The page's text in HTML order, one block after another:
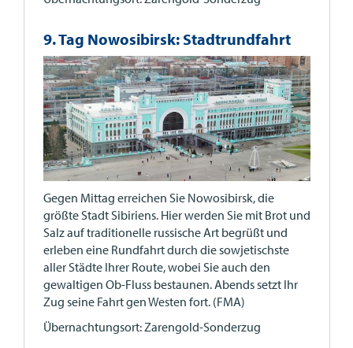
9. Tag Nowosibirsk: Stadtrundfahrt
Gegen Mittag erreichen Sie Nowosibirsk, die
größte Stadt Sibiriens. Hier werden Sie mit Brot und
Salz auf traditionelle russische Art begrüßt und
erleben eine Rundfahrt durch die sowjetischste
aller Städte Ihrer Route, wobei Sie auch den
gewaltigen Ob-Fluss bestaunen. Abends setzt Ihr
Zug seine Fahrt gen Westen fort. (FMA)
Übernachtungsort: Zarengold-Sonderzug